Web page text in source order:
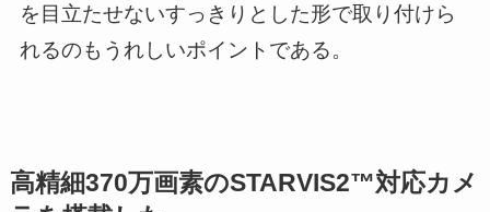
を目立たせないすっきりとした形で取り付けら
れるのもうれしいポイントである。
高精細370万画素のSTARVIS2™対応カメ